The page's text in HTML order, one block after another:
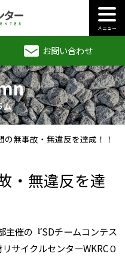
お問い合わせ
メニュー
ム
の無事故・無違反を達成！！
・無違反を達
主催の『SDチームコンテス
サイクルセンターWKRC０